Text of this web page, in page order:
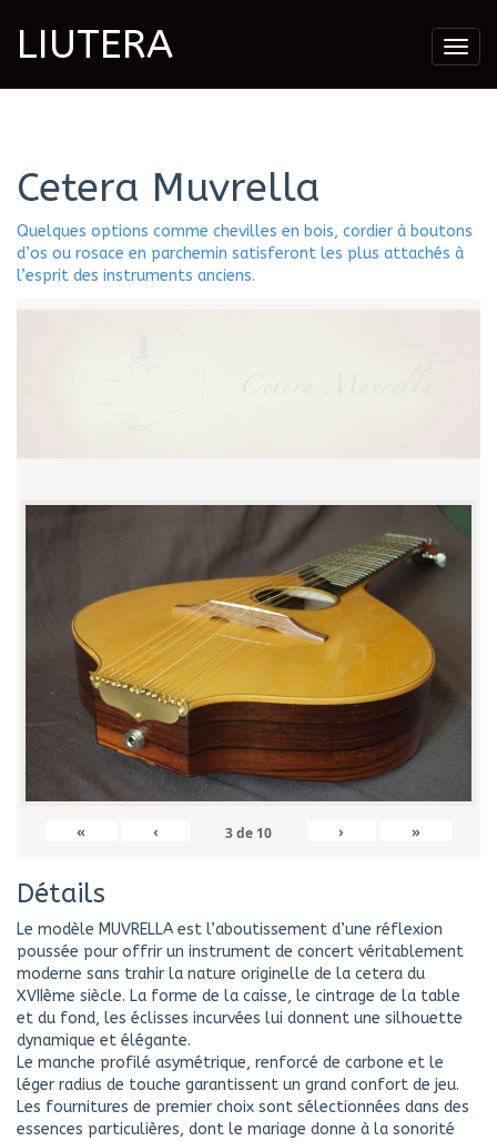
LIUTERA
Cetera Muvrella
Quelques options comme chevilles en bois, cordier à boutons
d’os ou rosace en parchemin satisferont les plus attachés à
l’esprit des instruments anciens.
« ‹ 3de 10 › »
Détails
Le modèle MUVRELLA est l’aboutissement d’une réflexion
poussée pour offrir un instrument de concert véritablement
moderne sans trahir la nature originelle de la cetera du
XVIIème siècle. La forme de la caisse, le cintrage de la table
et du fond, les éclisses incurvées lui donnent une silhouette
dynamique et élégante.
Le manche profilé asymétrique, renforcé de carbone et le
léger radius de touche garantissent un grand confort de jeu.
Les fournitures de premier choix sont sélectionnées dans des
essences particulières, dont le mariage donne à la sonorité